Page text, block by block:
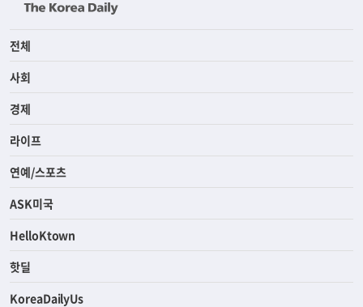
전체
사회
경제
라이프
연예/스포츠
ASK미국
HelloKtown
핫딜
KoreaDailyUs